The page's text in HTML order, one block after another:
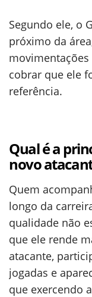
Segundo ele, o
próximo da
movimentações
cobrar que ele
referência.
Qual é a
novo
Quem
longo da
qualidade não
que ele rende
atacante,
jogadas e
que exercendo